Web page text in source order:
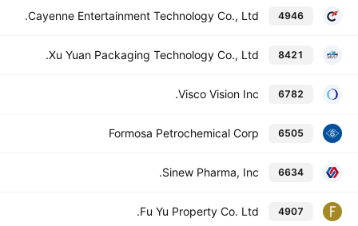
4946
Cayenne Entertainment Technology Co., Ltd.
8421
Xu Yuan Packaging Technology Co., Ltd.
6782
Visco Vision Inc.
6505
Formosa Petrochemical Corp
6634
Sinew Pharma, Inc.
4907
Fu Yu Property Co. Ltd.